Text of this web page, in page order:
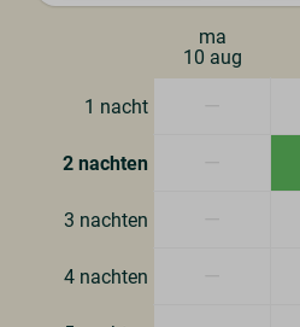
ma
10 aug
1 nacht
2 nachten
3 nachten
4 nachten